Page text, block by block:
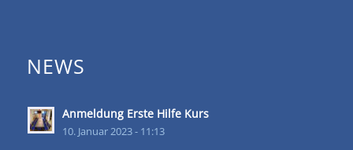
NEWS
Anmeldung Erste Hilfe Kurs
10. Januar 2023 - 11:13